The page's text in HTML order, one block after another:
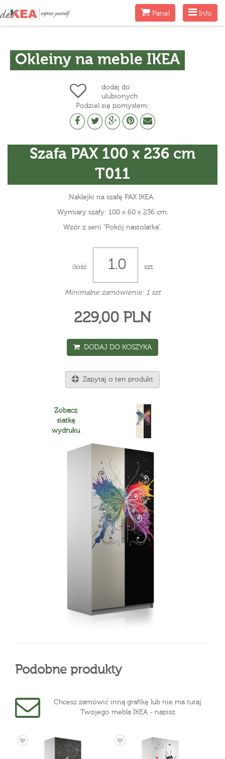
Menu
Info
MenuPanel
Okleiny na meble IKEA
dodaj do
ulubionych
Podziel się pomysłem:
Szafa PAX 100 x 236 cm
T011
Naklejki na szafę PAX IKEA.
Wymiary szafy: 100 x 60 x 236 cm.
Wzór z serii "Pokój nastolatka".
ilość szt
Minimalne zamówienie: 1 szt
229,00 PLN
DODAJ DO KOSZYKA
Zapytaj o ten produkt
Zobacz
siatkę
wydruku
Podobne produkty
Chcesz zamówić inną grafikę lub nie ma tutaj
Twojego mebla IKEA - napisz